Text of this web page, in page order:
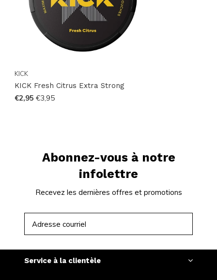
KICK
KICK Fresh Citrus Extra Strong
€2,95 €3,95
Abonnez-vous à notre
infolettre
Recevez les dernières offres et promotions
Service à la clientèle